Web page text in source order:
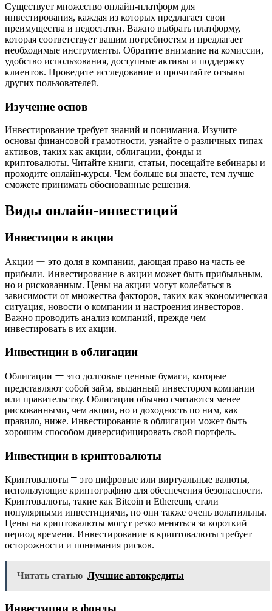
Существует множество онлайн-платформ для
инвестирования, каждая из которых предлагает свои
преимущества и недостатки. Важно выбрать платформу,
которая соответствует вашим потребностям и предлагает
необходимые инструменты. Обратите внимание на комиссии,
удобство использования, доступные активы и поддержку
клиентов. Проведите исследование и прочитайте отзывы
других пользователей.
Изучение основ
Инвестирование требует знаний и понимания. Изучите
основы финансовой грамотности, узнайте о различных типах
активов, таких как акции, облигации, фонды и
криптовалюты. Читайте книги, статьи, посещайте вебинары и
проходите онлайн-курсы. Чем больше вы знаете, тем лучше
сможете принимать обоснованные решения.
Виды онлайн-инвестиций
Инвестиции в акции
Акции ー это доля в компании, дающая право на часть ее
прибыли. Инвестирование в акции может быть прибыльным,
но и рискованным. Цены на акции могут колебаться в
зависимости от множества факторов, таких как экономическая
ситуация, новости о компании и настроения инвесторов.
Важно проводить анализ компаний, прежде чем
инвестировать в их акции.
Инвестиции в облигации
Облигации ー это долговые ценные бумаги, которые
представляют собой займ, выданный инвестором компании
или правительству. Облигации обычно считаются менее
рискованными, чем акции, но и доходность по ним, как
правило, ниже. Инвестирование в облигации может быть
хорошим способом диверсифицировать свой портфель.
Инвестиции в криптовалюты
Криптовалюты ⎻ это цифровые или виртуальные валюты,
использующие криптографию для обеспечения безопасности.
Криптовалюты, такие как Bitcoin и Ethereum, стали
популярными инвестициями, но они также очень волатильны.
Цены на криптовалюты могут резко меняться за короткий
период времени. Инвестирование в криптовалюты требует
осторожности и понимания рисков.
Читать статью Лучшие автокредиты